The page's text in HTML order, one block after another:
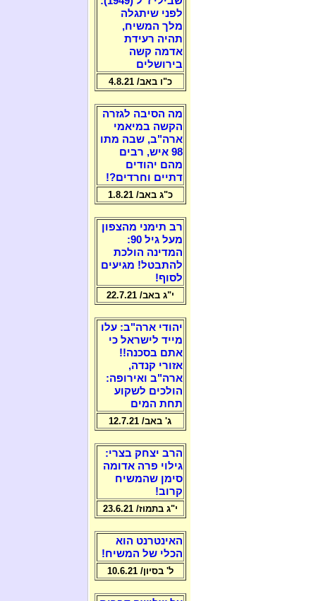
לפני שיתגלה
מלך המשיח,
תהיה רעידת
אדמה קשה
בירושלים
כ"ו באב/ 4.8.21
מה הסיבה לגזרה
הקשה במיאמי
ארה"ב, שבה מתו
98 איש, רבים
מהם יהודים
דתיים וחרדים?!
כ"ג באב/ 1.8.21
רב תימני מהצפון
מעל גיל 90:
המדינה הולכת
להתבטל! מגיעים
לסוף!
י"ג באב/ 22.7.21
יהודי ארה"ב: עלו
מייד לישראל כי
אתם בסכנה!!
אזורי קנדה,
ארה"ב ואירופה:
הולכים לשקוע
תחת המים
ג' באב/ 12.7.21
הרב יצחק בצרי:
גילוי פרה אדומה
סימן שהמשיח
קרוב!
י"ג בתמוז/ 23.6.21
האינטרנט הוא
הכלי של המשיח!
ל' בסיון/ 10.6.21